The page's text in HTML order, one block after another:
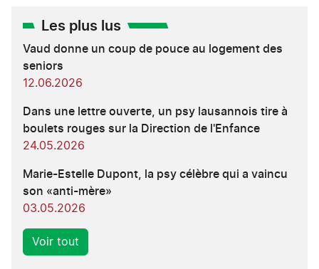
Les plus lus
Vaud donne un coup de pouce au logement des
seniors
12.06.2026
Dans une lettre ouverte, un psy lausannois tire à
boulets rouges sur la Direction de l'Enfance
24.05.2026
Marie-Estelle Dupont, la psy célèbre qui a vaincu
son «anti-mère»
03.05.2026
Voir tout